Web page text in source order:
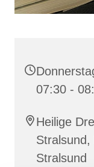
07:30 -
Heilige
Stralsund